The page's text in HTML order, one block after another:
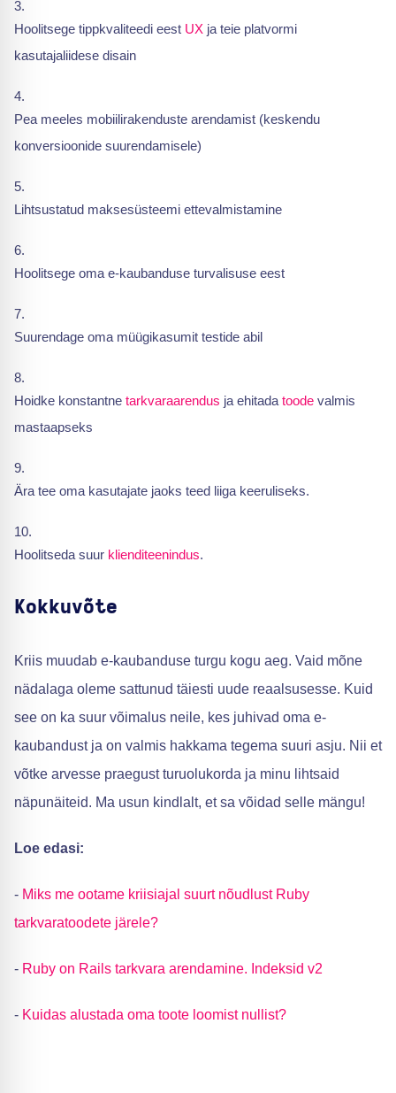
Hoolitsege tippkvaliteedi eest UX ja teie platvormi
kasutajaliidese disain
Pea meeles mobiilirakenduste arendamist (keskendu
konversioonide suurendamisele)
Lihtsustatud maksesüsteemi ettevalmistamine
Hoolitsege oma e-kaubanduse turvalisuse eest
Suurendage oma müügikasumit testide abil
Hoidke konstantne tarkvaraarendus ja ehitada toode valmis
mastaapseks
Ära tee oma kasutajate jaoks teed liiga keeruliseks.
Hoolitseda suur klienditeenindus.
Kokkuvõte
Kriis muudab e-kaubanduse turgu kogu aeg. Vaid mõne
nädalaga oleme sattunud täiesti uude reaalsusesse. Kuid
see on ka suur võimalus neile, kes juhivad oma e-
kaubandust ja on valmis hakkama tegema suuri asju. Nii et
võtke arvesse praegust turuolukorda ja minu lihtsaid
näpunäiteid. Ma usun kindlalt, et sa võidad selle mängu!
Loe edasi:
- Miks me ootame kriisiajal suurt nõudlust Ruby
tarkvaratoodete järele?
- Ruby on Rails tarkvara arendamine. Indeksid v2
- Kuidas alustada oma toote loomist nullist?